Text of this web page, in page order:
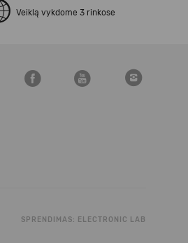
Veiklą vykdome 3 rinkose
SPRENDIMAS: ELECTRONIC LAB